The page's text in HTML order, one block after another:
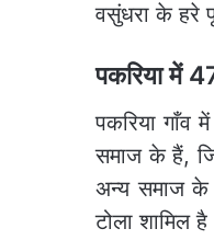
वसुंधरा के हरे
पकरिया में
पकरिया
समाज के हैं,
अन्य समाज के
टोला शामिल